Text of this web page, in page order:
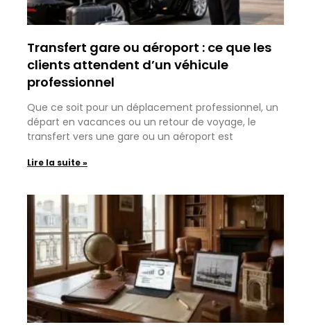
Transfert gare ou aéroport : ce que les
clients attendent d’un véhicule
professionnel
Que ce soit pour un déplacement professionnel, un
départ en vacances ou un retour de voyage, le
transfert vers une gare ou un aéroport est
Lire la suite »